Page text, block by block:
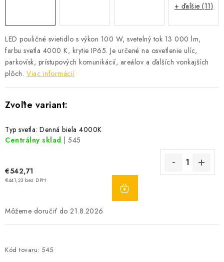
O NÁS - MEGALED & JANTON ZÁKAMENNÉ
Reklamácie a formulár na odstúpenie od zmluvy
Obchodné podmienky
Podmienky ochrany osobných údajov
Zľavy pre profíkov
LED pouličné svietidlo s výkon 100 W, svetelný tok 13 000 lm,
farbu svetla 4000 K, krytie IP65. Je určené na osvetlenie ulíc,
parkovísk, prístupových komunikácií, areálov a ďalších vonkajších
plôch. Viac informácií
Typ svetla: Denná biela 4000K
Centrálny sklad
| 545
€542,71
€441,23 bez DPH
21.8.2026
Kód tovaru: 545
+ ďalšie (11)